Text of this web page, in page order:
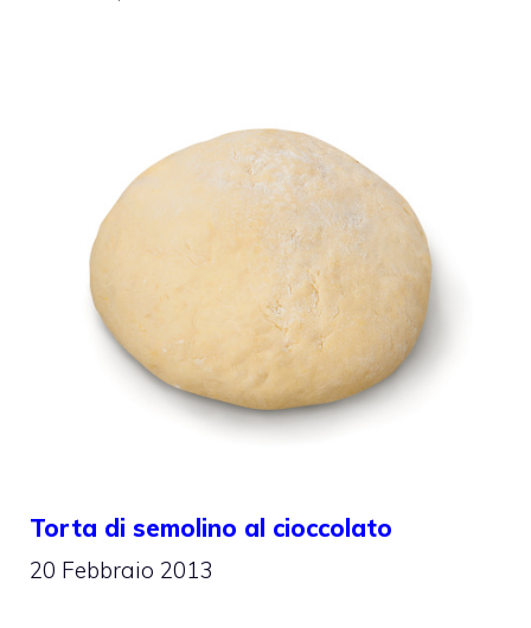
Torta di semolino al cioccolato
20 Febbraio 2013